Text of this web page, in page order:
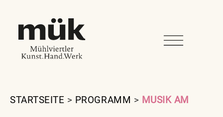
STARTSEITE > PROGRAMM > MUSIK AM